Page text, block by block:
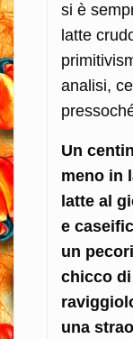
si è
latte
analisi,
Un
meno in
latte al
e
un
chicco
una